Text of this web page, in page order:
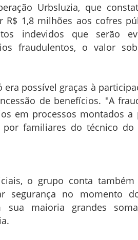
Urbsluzia, que
R$ 1,8 milhões aos cofres
indevidos que serão
fraudulentos, o valor
era possível graças à
de benefícios. "A
em processos montados a
por familiares do técnico do
o grupo conta
segurança no momento
sua maioria grandes